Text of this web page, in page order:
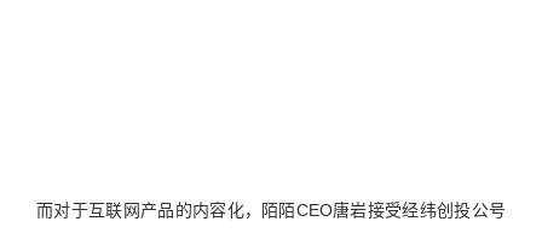
而对于互联网产品的内容化，陌陌CEO唐岩接受经纬创投公号